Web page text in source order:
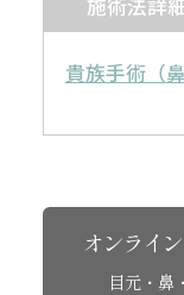
施術法詳
貴族手術（
オンライ
目元・鼻